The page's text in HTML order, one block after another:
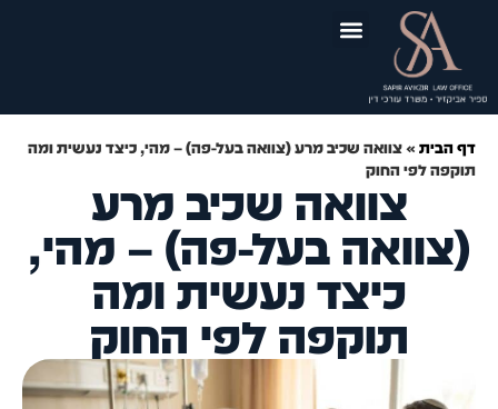
דף הבית »צוואה שכיב מרע (צוואה בעל-פה) – מהי, כיצד נעשית ומה
תוקפה לפי החוק
צוואה שכיב מרע
(צוואה בעל-פה) – מהי,
כיצד נעשית ומה
תוקפה לפי החוק